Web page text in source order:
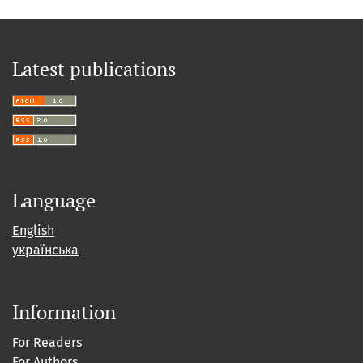
Latest publications
Language
English
українська
Information
For Readers